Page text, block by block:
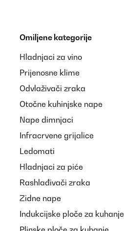
Omiljene kategorije
Hladnjaci za vino
Prijenosne klime
Odvlaživači zraka
Otočne kuhinjske nape
Nape dimnjaci
Infracrvene grijalice
Ledomati
Hladnjaci za piće
Rashlađivači zraka
Zidne nape
Indukcijske ploče za kuhanje